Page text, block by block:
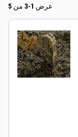
عرض 1-3 من 5